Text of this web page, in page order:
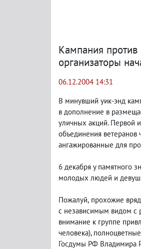
Кампания
организаторы
06.12.2004 14:31
В минувший уик-энд
в дополнение в
уличных акций. Первой
объединения ветеранов
ангажированные для
6 декабря у памятного
молодых людей и
Пожалуй, прохожие
с независимым видом с
внимание к группе
человека),
Госдумы РФ Владимира